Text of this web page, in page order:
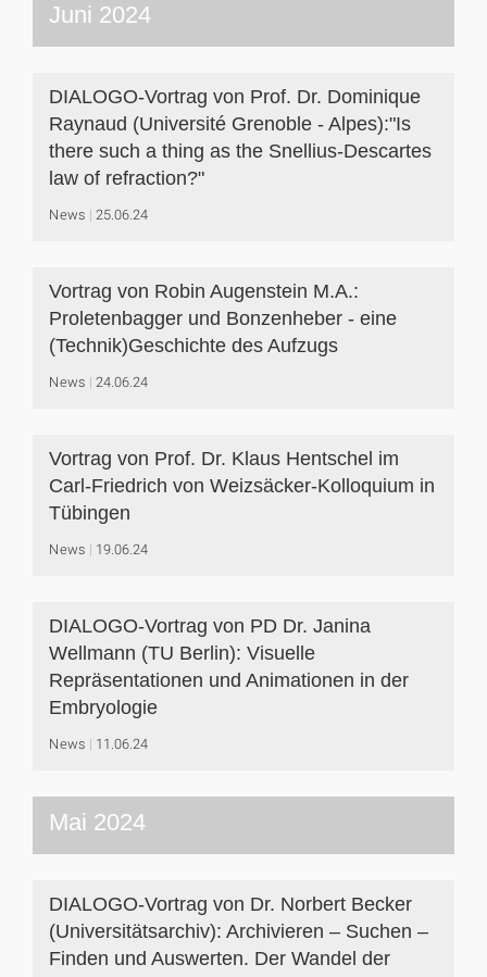
Juni 2024
DIALOGO-Vortrag von Prof. Dr. Dominique
Raynaud (Université Grenoble - Alpes):"Is
there such a thing as the Snellius-Descartes
law of refraction?"
News 25.06.24
Vortrag von Robin Augenstein M.A.:
Proletenbagger und Bonzenheber - eine
(Technik)Geschichte des Aufzugs
News 24.06.24
Vortrag von Prof. Dr. Klaus Hentschel im
Carl-Friedrich von Weizsäcker-Kolloquium in
Tübingen
News 19.06.24
DIALOGO-Vortrag von PD Dr. Janina
Wellmann (TU Berlin): Visuelle
Repräsentationen und Animationen in der
Embryologie
News 11.06.24
Mai 2024
DIALOGO-Vortrag von Dr. Norbert Becker
(Universitätsarchiv): Archivieren – Suchen –
Finden und Auswerten. Der Wandel der